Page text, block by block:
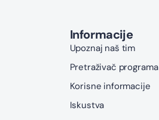
Informacije
Upoznaj naš tim
Pretraživač programa
Korisne informacije
Iskustva